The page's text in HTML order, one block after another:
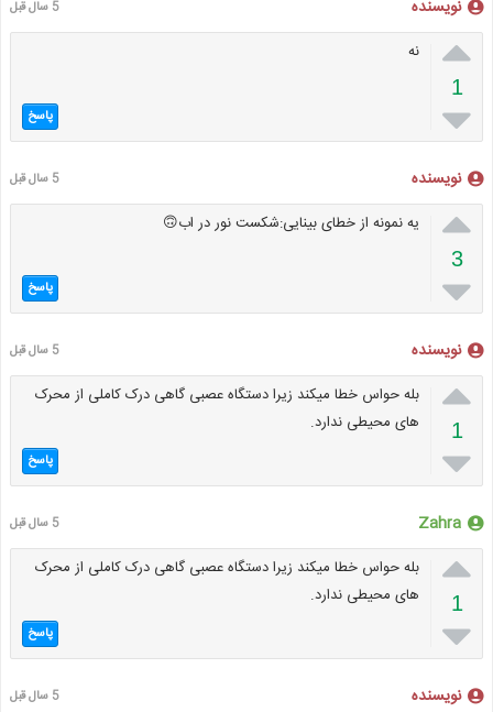
نویسنده 5 سال قبل

1

نه
پاسخ
نویسنده 5 سال قبل

3

یه نمونه از خطای بینایی:شکست نور در اب🙃
پاسخ
نویسنده 5 سال قبل

1

بله حواس خطا میکند زیرا دستگاه عصبی گاهی درک کاملی از محرک
های محیطی ندارد.
پاسخ
Zahra 5 سال قبل

1

بله حواس خطا میکند زیرا دستگاه عصبی گاهی درک کاملی از محرک
های محیطی ندارد.
پاسخ
نویسنده 5 سال قبل